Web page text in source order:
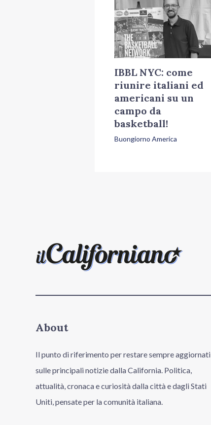
IBBL NYC: come
riunire italiani ed
americani su un
campo da
basketball!
Buongiorno America
About
Il punto di riferimento per restare sempre aggiornati
sulle principali notizie dalla California. Politica,
attualità, cronaca e curiosità dalla città e dagli Stati
Uniti, pensate per la comunità italiana.